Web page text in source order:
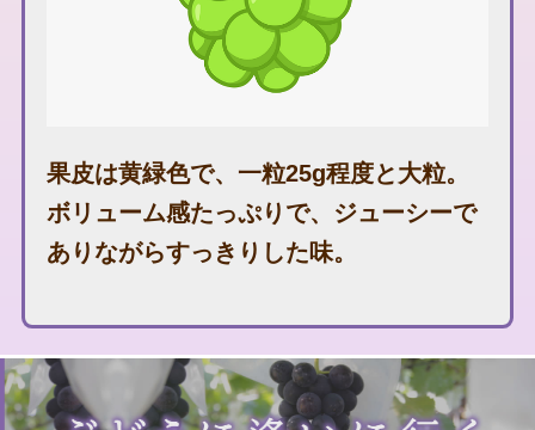
果皮は黄緑色で、一粒25g程度と大粒。
ボリューム感たっぷりで、ジューシーで
ありながらすっきりした味。